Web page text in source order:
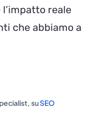
reale
che abbiamo a
suSEO